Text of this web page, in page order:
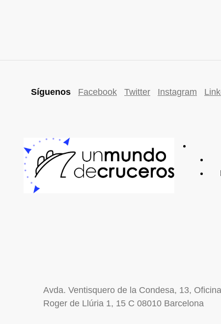
Síguenos Facebook Twitter Instagram
Avda. Ventisquero de la Condesa, 13,
Roger de Llúria 1, 15 C 08010 Barcelona